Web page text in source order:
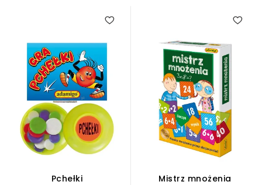
Pchełki Mistrz mnożenia